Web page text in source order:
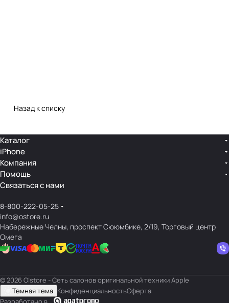
Назад к списку
Каталог
iPhone
Компания
Помощь
Связаться с нами
8-800-222-05-25
info@ostore.ru
Набережные Челны, проспект Сююмбике, 2/19, Торговый центр
Омега
© 2026 O|store - Сеть салонов оригинальной техники Apple
Темная тема КонфиденциальностьОферта